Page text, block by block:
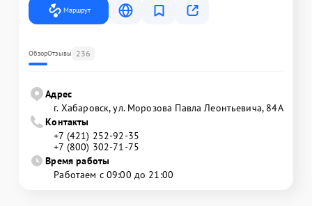
Маршрут
ОбзорОтзывы 236
Адрес
г. Хабаровск, ул. Морозова Павла Леонтьевича, 84А
Контакты
+7 (421) 252-92-35
+7 (800) 302-71-75
Время работы
Работаем с 09:00 до 21:00